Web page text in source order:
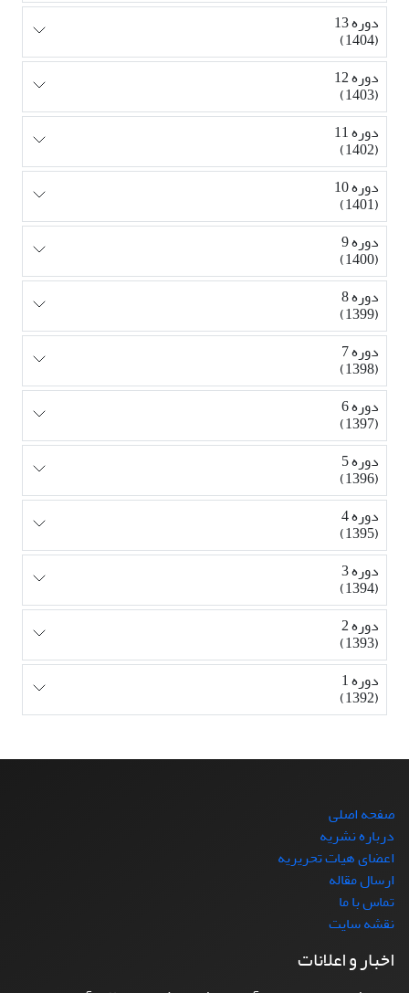
دوره 13
(1404)
دوره 12
(1403)
دوره 11
(1402)
دوره 10
(1401)
دوره 9
(1400)
دوره 8
(1399)
دوره 7
(1398)
دوره 6
(1397)
دوره 5
(1396)
دوره 4
(1395)
دوره 3
(1394)
دوره 2
(1393)
دوره 1
(1392)
صفحه اصلی
درباره نشریه
اعضای هیات تحریریه
ارسال مقاله
تماس با ما
نقشه سایت
اخبار و اعلانات